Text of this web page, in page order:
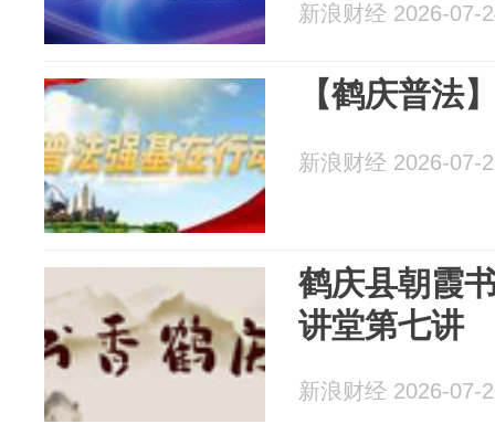
新浪财经 2026-07-
【鹤庆普法
新浪财经 2026-07-
鹤庆县朝霞
讲堂第七讲
新浪财经 2026-07-